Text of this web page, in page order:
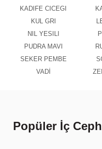
KADIFE CICEGI
KUL GRI
NIL YESILI
PUDRA MAVI
SEKER PEMBE
VADİ
Popüler İç